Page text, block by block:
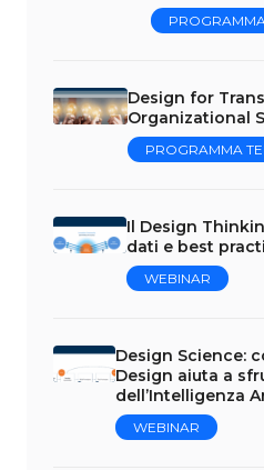
Design for
Organizational
PROGRAMMA
Il Design
dati e best
WEBINAR
Design Science:
Design aiuta a
dell’Intelligenza
WEBINAR